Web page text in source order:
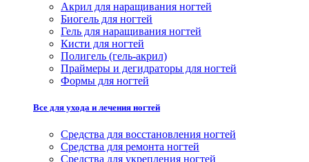
Акрил для наращивания ногтей
Биогель для ногтей
Гель для наращивания ногтей
Кисти для ногтей
Полигель (гель-акрил)
Праймеры и дегидраторы для ногтей
Формы для ногтей
Все для ухода и лечения ногтей
Средства для восстановления ногтей
Средства для ремонта ногтей
Средства для укрепления ногтей